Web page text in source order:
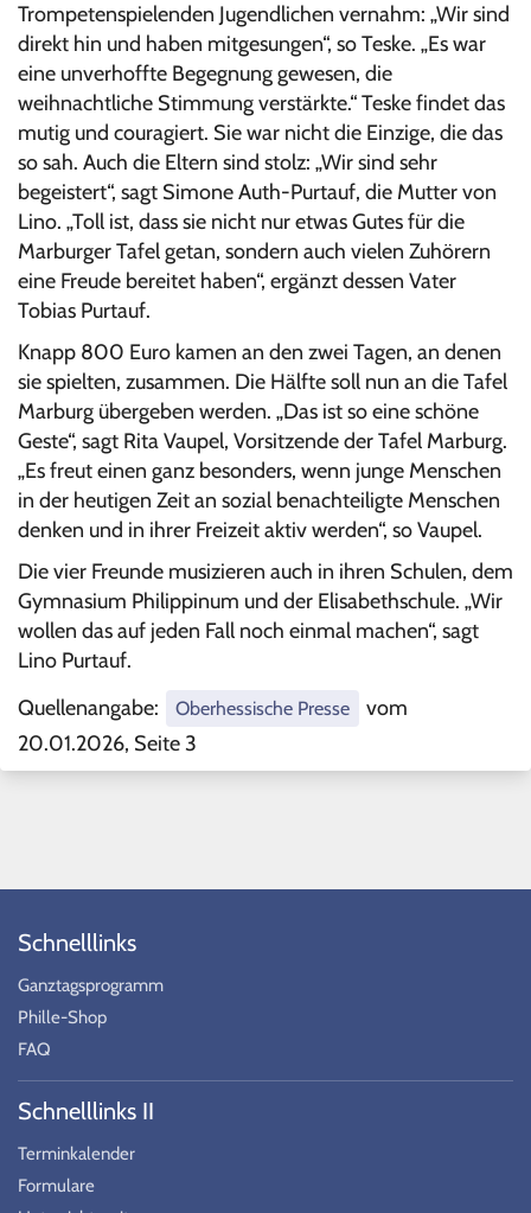
Trompetenspielenden Jugendlichen vernahm: „Wir sind
direkt hin und haben mitgesungen“, so Teske. „Es war
eine unverhoffte Begegnung gewesen, die
weihnachtliche Stimmung verstärkte.“ Teske findet das
mutig und couragiert. Sie war nicht die Einzige, die das
so sah. Auch die Eltern sind stolz: „Wir sind sehr
begeistert“, sagt Simone Auth-Purtauf, die Mutter von
Lino. „Toll ist, dass sie nicht nur etwas Gutes für die
Marburger Tafel getan, sondern auch vielen Zuhörern
eine Freude bereitet haben“, ergänzt dessen Vater
Tobias Purtauf.
Knapp 800 Euro kamen an den zwei Tagen, an denen
sie spielten, zusammen. Die Hälfte soll nun an die Tafel
Marburg übergeben werden. „Das ist so eine schöne
Geste“, sagt Rita Vaupel, Vorsitzende der Tafel Marburg.
„Es freut einen ganz besonders, wenn junge Menschen
in der heutigen Zeit an sozial benachteiligte Menschen
denken und in ihrer Freizeit aktiv werden“, so Vaupel.
Die vier Freunde musizieren auch in ihren Schulen, dem
Gymnasium Philippinum und der Elisabethschule. „Wir
wollen das auf jeden Fall noch einmal machen“, sagt
Lino Purtauf.
Quellenangabe:
Oberhessische Presse
vom
20.01.2026, Seite 3
Schnelllinks
Ganztagsprogramm
Phille-Shop
FAQ
Schnelllinks II
Terminkalender
Formulare